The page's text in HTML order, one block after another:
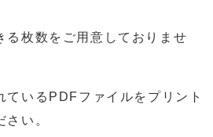
る枚数をご用意しておりませ
ているPDFファイルをプリント
い。